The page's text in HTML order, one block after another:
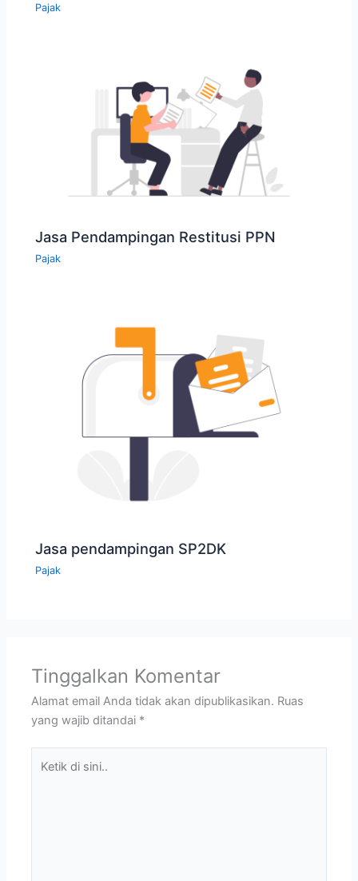
Pajak
Jasa Pendampingan Restitusi PPN
Pajak
Jasa pendampingan SP2DK
Pajak
Tinggalkan Komentar
Alamat email Anda tidak akan dipublikasikan. Ruas
yang wajib ditandai *